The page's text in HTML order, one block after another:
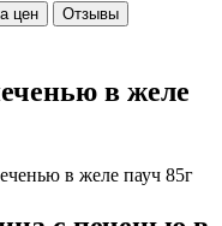
цен
Отзывы
в желе
в желе пауч 85г